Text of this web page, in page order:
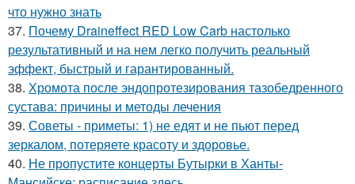
что нужно знать
37. Почему Draineffect RED Low Carb настолько
результативный и на нем легко получить реальный
эффект, быстрый и гарантированный.
38. Хромота после эндопротезирования тазобедренного
сустава: причины и методы лечения
39. Советы - приметы: 1) не едят и не пьют перед
зеркалом, потеряете красоту и здоровье.
40. Не пропустите концерты Бутырки в Ханты-